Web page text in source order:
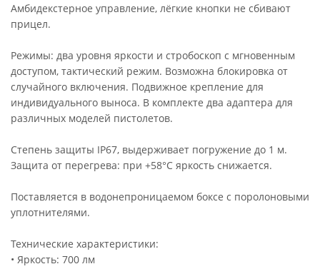
Амбидекстерное управление, лёгкие кнопки не сбивают
прицел.
Режимы: два уровня яркости и стробоскоп с мгновенным
доступом, тактический режим. Возможна блокировка от
случайного включения. Подвижное крепление для
индивидуального выноса. В комплекте два адаптера для
различных моделей пистолетов.
Степень защиты IP67, выдерживает погружение до 1 м.
Защита от перегрева: при +58°C яркость снижается.
Поставляется в водонепроницаемом боксе с поролоновыми
уплотнителями.
Технические характеристики:
• Яркость: 700 лм